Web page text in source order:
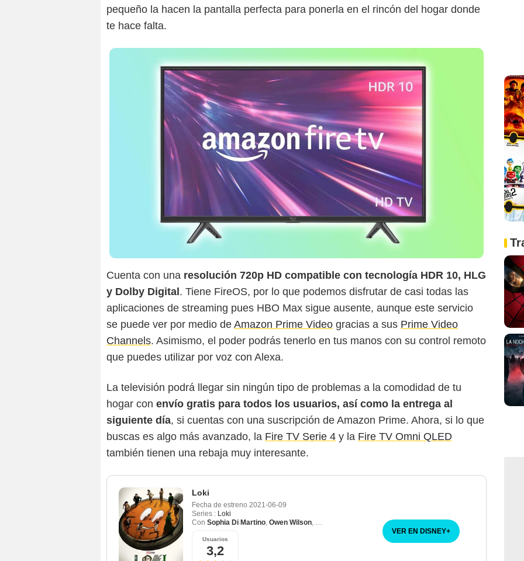
pequeño la hacen la pantalla perfecta para ponerla en el rincón del hogar donde
te hace falta.
Cuenta con una resolución 720p HD compatible con tecnología HDR 10, HLG
y Dolby Digital . Tiene FireOS, por lo que podemos disfrutar de casi todas las
aplicaciones de streaming pues HBO Max sigue ausente, aunque este servicio
se puede ver por medio de Amazon Prime Video gracias a sus Prime Video
Channels. Asimismo, el poder podrás tenerlo en tus manos con su control remoto
que puedes utilizar por voz con Alexa.
La televisión podrá llegar sin ningún tipo de problemas a la comodidad de tu
hogar con envío gratis para todos los usuarios, así como la entrega al
siguiente día, si cuentas con una suscripción de Amazon Prime. Ahora, si lo que
buscas es algo más avanzado, la Fire TV Serie 4 y la Fire TV Omni QLED
también tienen una rebaja muy interesante.
Loki
Fecha de estreno 2021-06-09
Series : Loki
Con Sophia Di Martino, Owen Wilson, Wunmi Mosaku
Usuarios
3,2
VER EN DISNEY+